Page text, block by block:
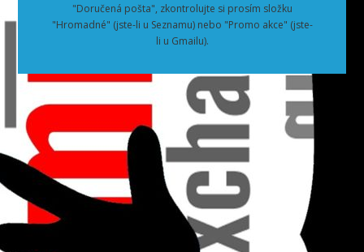
"Doručená pošta", zkontrolujte si prosím složku
"Hromadné" (jste-li u Seznamu) nebo "Promo akce" (jste-
li u Gmailu).